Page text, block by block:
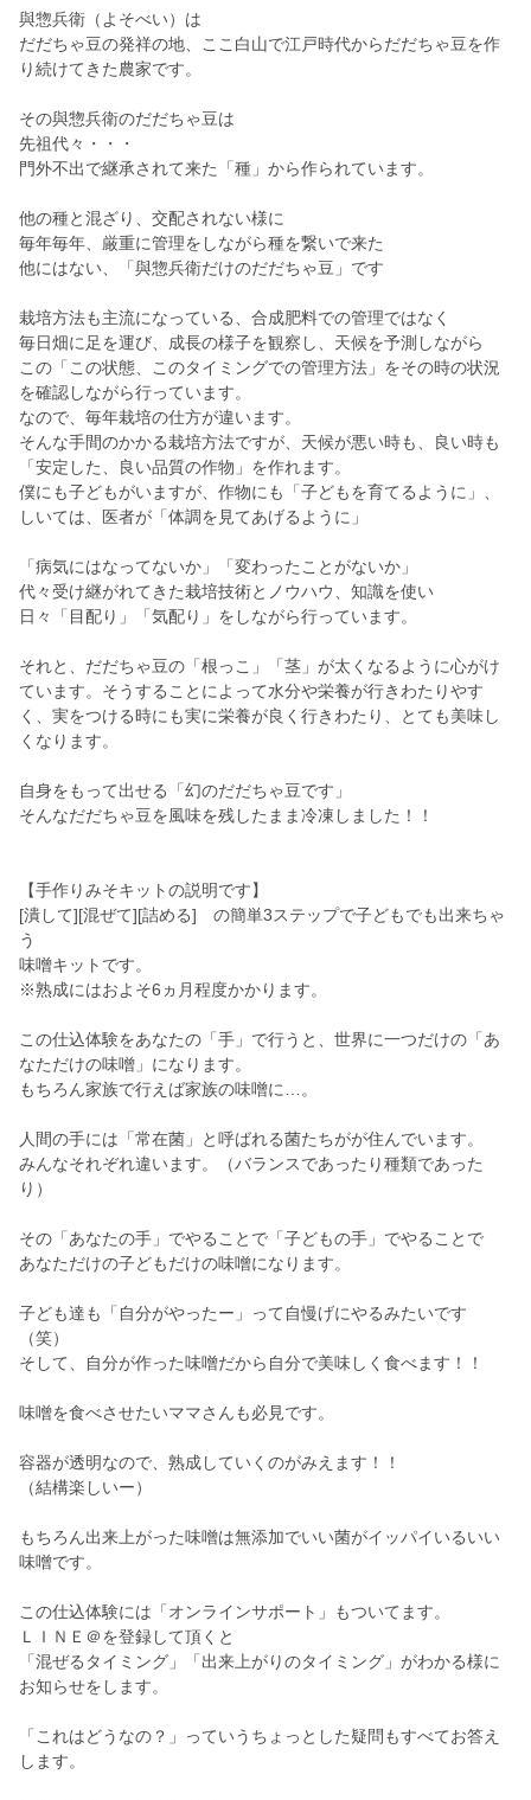
與惣兵衛（よそべい）は
だだちゃ豆の発祥の地、ここ白山で江戸時代からだだちゃ豆を作
り続けてきた農家です。
その與惣兵衛のだだちゃ豆は
先祖代々・・・
門外不出で継承されて来た「種」から作られています。
他の種と混ざり、交配されない様に
毎年毎年、厳重に管理をしながら種を繋いで来た
他にはない、「與惣兵衛だけのだだちゃ豆」です
栽培方法も主流になっている、合成肥料での管理ではなく
毎日畑に足を運び、成長の様子を観察し、天候を予測しながら
この「この状態、このタイミングでの管理方法」をその時の状況
を確認しながら行っています。
なので、毎年栽培の仕方が違います。
そんな手間のかかる栽培方法ですが、天候が悪い時も、良い時も
「安定した、良い品質の作物」を作れます。
僕にも子どもがいますが、作物にも「子どもを育てるように」、
しいては、医者が「体調を見てあげるように」
「病気にはなってないか」「変わったことがないか」
代々受け継がれてきた栽培技術とノウハウ、知識を使い
日々「目配り」「気配り」をしながら行っています。
それと、だだちゃ豆の「根っこ」「茎」が太くなるように心がけ
ています。そうすることによって水分や栄養が行きわたりやす
く、実をつける時にも実に栄養が良く行きわたり、とても美味し
くなります。
自身をもって出せる「幻のだだちゃ豆です」
そんなだだちゃ豆を風味を残したまま冷凍しました！！
【手作りみそキットの説明です】
[潰して][混ぜて][詰める] の簡単3ステップで子どもでも出来ちゃ
う
味噌キットです。
※熟成にはおよそ6ヵ月程度かかります。
この仕込体験をあなたの「手」で行うと、世界に一つだけの「あ
なただけの味噌」になります。
もちろん家族で行えば家族の味噌に…。
人間の手には「常在菌」と呼ばれる菌たちがが住んでいます。
みんなそれぞれ違います。（バランスであったり種類であった
り）
その「あなたの手」でやることで「子どもの手」でやることで
あなただけの子どもだけの味噌になります。
子ども達も「自分がやったー」って自慢げにやるみたいです
（笑）
そして、自分が作った味噌だから自分で美味しく食べます！！
味噌を食べさせたいママさんも必見です。
容器が透明なので、熟成していくのがみえます！！
（結構楽しいー）
もちろん出来上がった味噌は無添加でいい菌がイッパイいるいい
味噌です。
この仕込体験には「オンラインサポート」もついてます。
ＬＩＮＥ＠を登録して頂くと
「混ぜるタイミング」「出来上がりのタイミング」がわかる様に
お知らせをします。
「これはどうなの？」っていうちょっとした疑問もすべてお答え
します。